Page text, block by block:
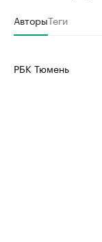
АвторыТеги
РБК Тюмень